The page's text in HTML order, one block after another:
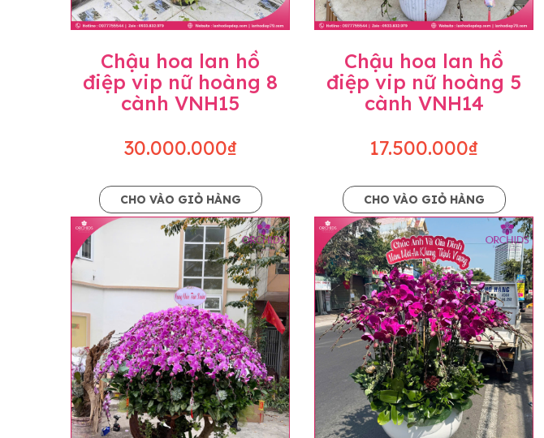
Lưu ý trước khi đặt hàng
• Về cây hoa: Một chậu hoa lan hồ điệp đẹp và hoàn chỉnh sẽ được
khác nhau đôi chút giữa sản phẩm thực tế và trên hình. Cây hoa lan
nhiều, nở ít khi shop có sẵn nên sẽ thay đổi về độ dầy hoa, thưa hoa và
• Về kiểu dáng & phụ kiện: Beautiful Orchids cam kết sản phẩm được
nếu có thay đổi về màu sắc hoa và kiểu chậu cũng như phụ kiện
loại hoa và phụ kiện thay thế, vẫn giữ nguyên mức giá không thay
Chậu hoa lan hồ
điệp vip nữ hoàng 8
cành VNH15
30.000.000₫
CHO VÀO GIỎ HÀNG
Chậu hoa lan hồ
điệp vip nữ hoàng 5
cành VNH14
17.500.000₫
CHO VÀO GIỎ HÀNG